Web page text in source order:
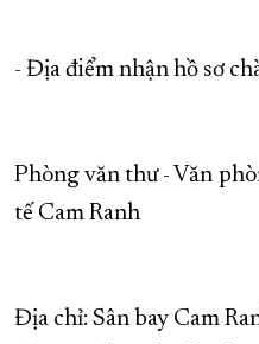
- Địa điểm nhận hồ sơ
Phòng văn thư - Văn
tế Cam Ranh
Địa chỉ: Sân bay Cam